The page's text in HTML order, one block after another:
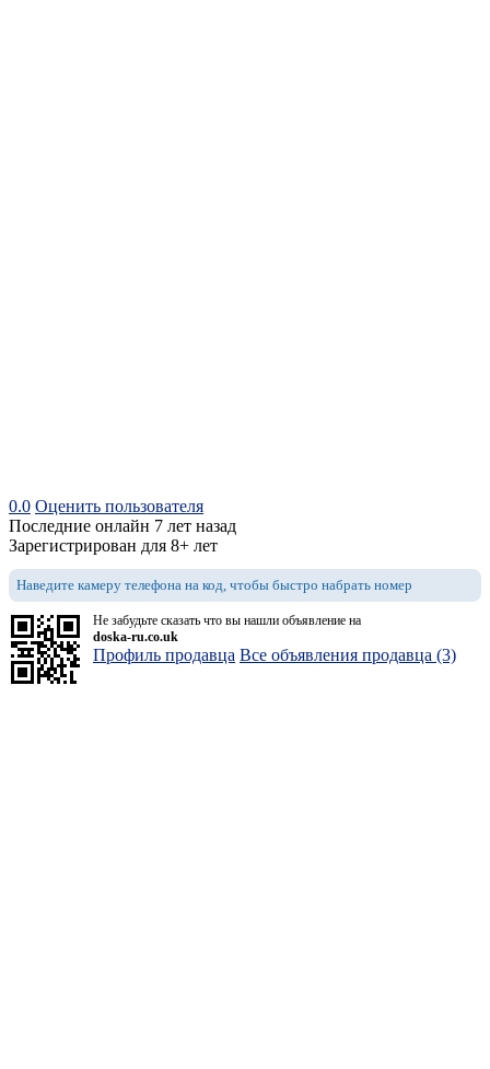
0.0 Оценить пользователя
Последние онлайн 7 лет назад
Зарегистрирован для 8+ лет
Наведите камеру телефона на код, чтобы быстро набрать номер
Не забудьте сказать что вы нашли объявление на
doska-ru.co.uk
Профиль продавца Все объявления продавца (3)